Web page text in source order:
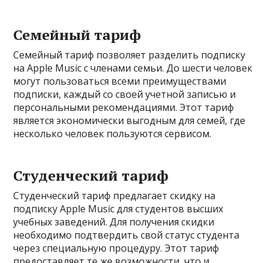
Семейный тариф
Семейный тариф позволяет разделить подписку
на Apple Music с членами семьи. До шести человек
могут пользоваться всеми преимуществами
подписки, каждый со своей учетной записью и
персональными рекомендациями. Этот тариф
является экономически выгодным для семей, где
несколько человек пользуются сервисом.
Студенческий тариф
Студенческий тариф предлагает скидку на
подписку Apple Music для студентов высших
учебных заведений. Для получения скидки
необходимо подтвердить свой статус студента
через специальную процедуру. Этот тариф